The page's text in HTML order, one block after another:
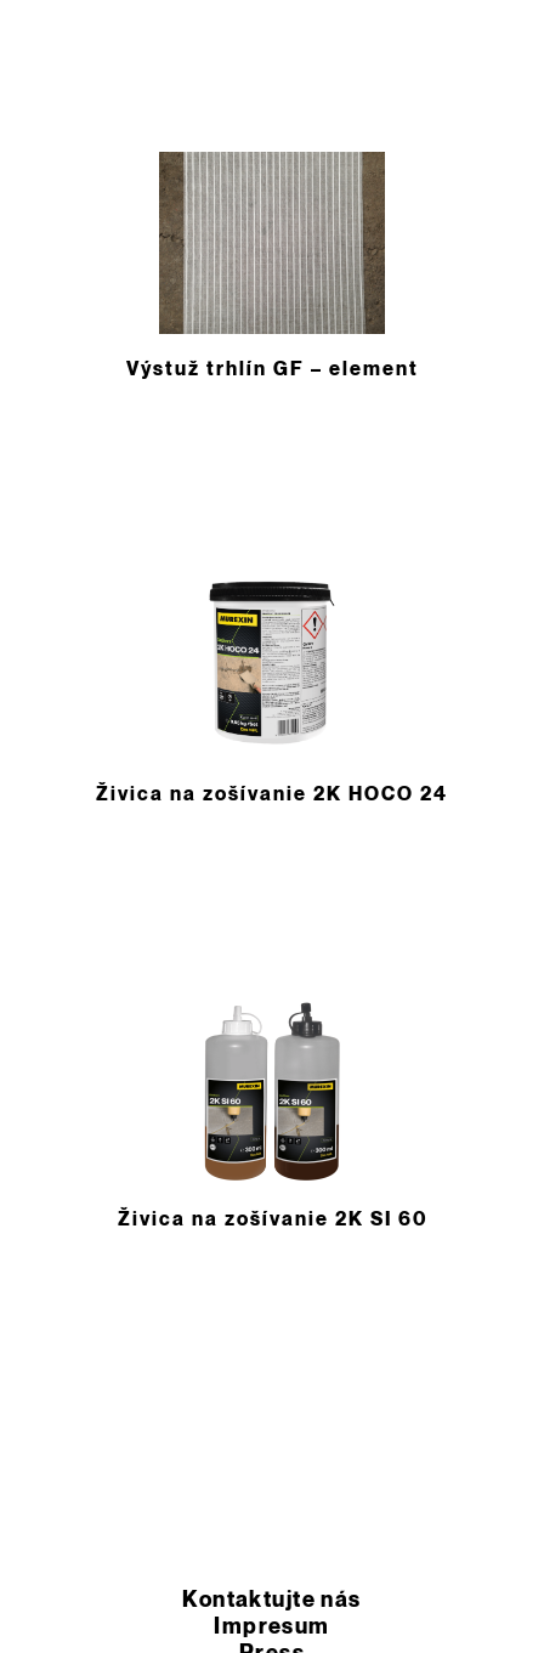
Výstuž trhlín GF – ­element
Živica na zošívanie 2K HOCO 24
Živica na zošívanie 2K SI 60
Kontaktujte nás
Impresum